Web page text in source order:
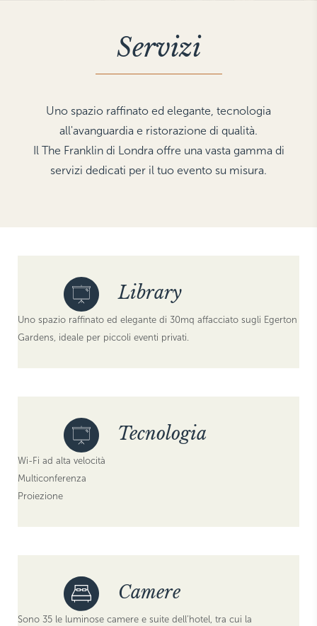
Servizi
Uno spazio raffinato ed elegante, tecnologia
all'avanguardia e ristorazione di qualità.
Il The Franklin di Londra offre una vasta gamma di
servizi dedicati per il tuo evento su misura.
Library
Uno spazio raffinato ed elegante di 30mq affacciato sugli Egerton
Gardens, ideale per piccoli eventi privati.
Tecnologia
Wi-Fi ad alta velocità
Multiconferenza
Proiezione
Camere
Sono 35 le luminose camere e suite dell’hotel, tra cui la